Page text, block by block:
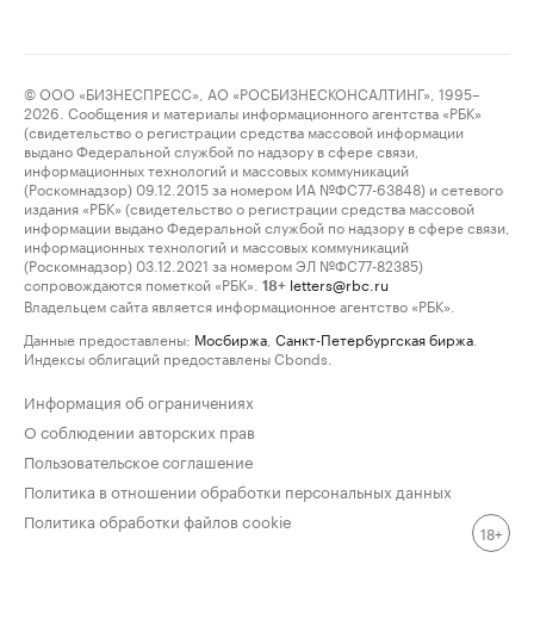
© ООО «БИЗНЕСПРЕСС», АО «РОСБИЗНЕСКОНСАЛТИНГ», 1995–
2026. Сообщения и материалы информационного агентства «РБК»
(свидетельство о регистрации средства массовой информации
выдано Федеральной службой по надзору в сфере связи,
информационных технологий и массовых коммуникаций
(Роскомнадзор) 09.12.2015 за номером ИА №ФС77-63848) и сетевого
издания «РБК» (свидетельство о регистрации средства массовой
информации выдано Федеральной службой по надзору в сфере связи,
информационных технологий и массовых коммуникаций
(Роскомнадзор) 03.12.2021 за номером ЭЛ №ФС77-82385)
сопровождаются пометкой «РБК».
18+ letters@rbc.ru
Владельцем сайта является информационное агентство «РБК».
Данные предоставлены: Мосбиржа Санкт-Петербургская биржа
Индексы облигаций предоставлены Cbonds.
Информация об ограничениях
О соблюдении авторских прав
Пользовательское соглашение
Политика в отношении обработки персональных данных
Политика обработки файлов cookie
18+